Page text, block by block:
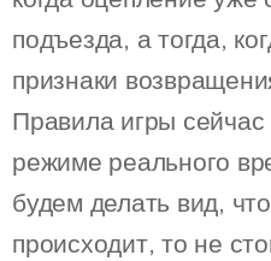
подъезда, а тогда,
признаки
Правила игры
режиме реального
будем делать вид,
происходит, то не